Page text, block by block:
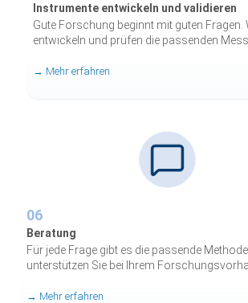
Instrumente entwickeln und validieren
Gute Forschung beginnt mit guten Fragen.
entwickeln und prüfen die passenden
→ Mehr erfahren
06
Beratung
Für jede Frage gibt es die passende
unterstützen Sie bei Ihrem
→ Mehr erfahren